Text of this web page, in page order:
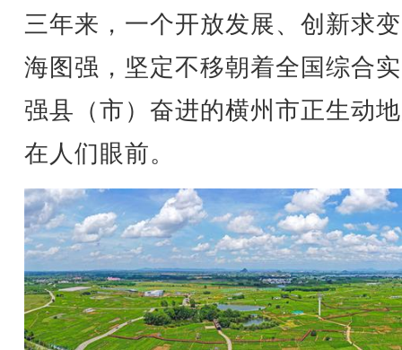
三年来，一个开放发展、创新求
海图强，坚定不移朝着全国综合
强县（市）奋进的横州市正生动
在人们眼前。